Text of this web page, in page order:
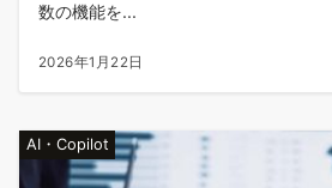
数の機能を...
2026年1月22日
AI・Copilot